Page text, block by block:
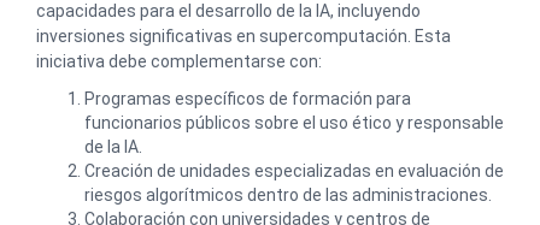
capacidades para el desarrollo de la IA, incluyendo
inversiones significativas en supercomputación. Esta
iniciativa debe complementarse con:
Programas específicos de formación para
funcionarios públicos sobre el uso ético y responsable
de la IA.
Creación de unidades especializadas en evaluación de
riesgos algorítmicos dentro de las administraciones.
Colaboración con universidades y centros de